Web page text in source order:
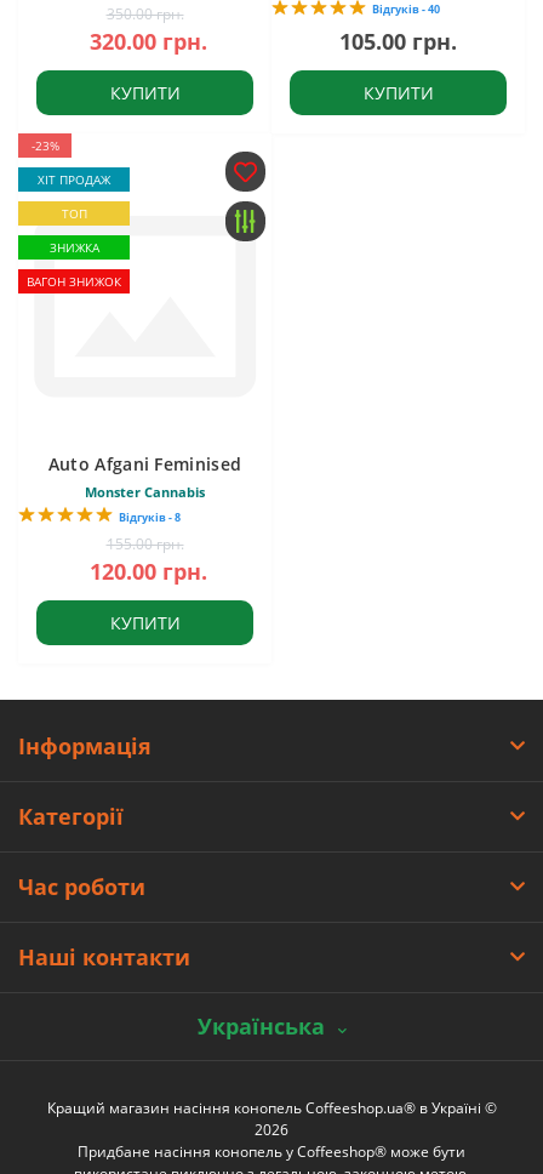
350.00 грн.
320.00 грн.
КУПИТИ
Відгуків - 40
105.00 грн.
КУПИТИ
-23%
ХІТ ПРОДАЖ
ТОП
ЗНИЖКА
ВАГОН ЗНИЖОК
Auto Afgani Feminised
Monster Cannabis
Відгуків - 8
155.00 грн.
120.00 грн.
КУПИТИ
Інформація
Категорії
Час роботи
Наші контакти
Українська
Кращий магазин насіння конопель Coffeeshop.ua® в Україні ©
2026
Придбане насіння конопель у Coffeeshop® може бути